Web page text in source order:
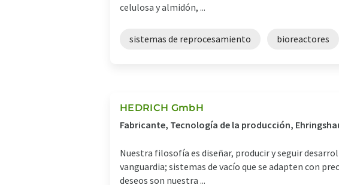
celulosa y almidón, ...
sistemas de reprocesamiento bioreactores
HEDRICH GmbH
Fabricante, Tecnología de la producción,
Nuestra filosofía es diseñar, producir y seguir
vanguardia; sistemas de vacío que se adapten con
deseos son nuestra ...